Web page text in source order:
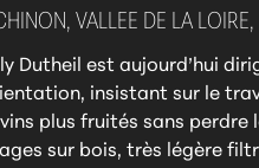
VALLEE DE LA
Dutheil est aujourd’hui
insistant sur le
plus fruités sans
sur bois, très légère